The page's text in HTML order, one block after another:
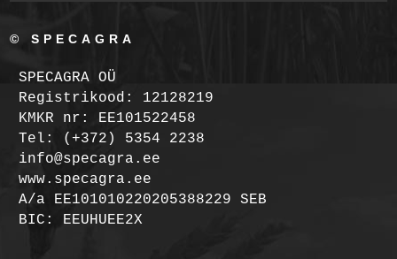
© SPECAGRA
SPECAGRA OÜ
Registrikood: 12128219
KMKR nr: EE101522458
Tel: (+372) 5354 2238
info@specagra.ee
www.specagra.ee
A/a EE101010220205388229 SEB
BIC: EEUHUEE2X